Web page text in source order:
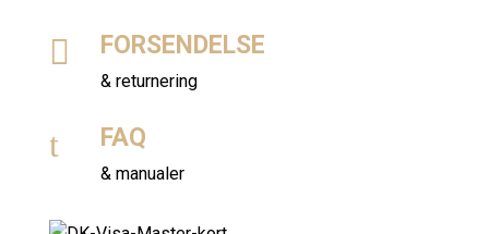
 FORSENDELSE
& returnering
t FAQ
& manualer